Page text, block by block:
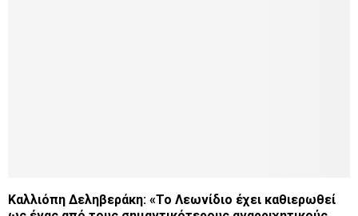
Καλλιόπη Δεληβεράκη: «Το Λεωνίδιο έχει καθιερωθεί